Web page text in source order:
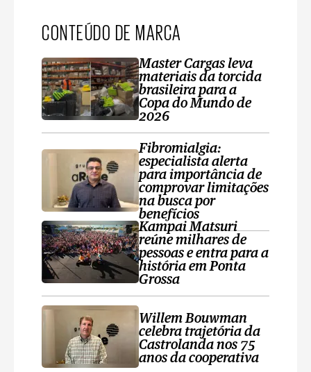
CONTEÚDO DE MARCA
Master Cargas leva
materiais da torcida
brasileira para a
Copa do Mundo de
2026
Fibromialgia:
especialista alerta
para importância de
comprovar limitações
na busca por
benefícios
Kampai Matsuri
reúne milhares de
pessoas e entra para a
história em Ponta
Grossa
Willem Bouwman
celebra trajetória da
Castrolanda nos 75
anos da cooperativa